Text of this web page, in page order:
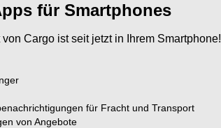
für Smartphones
Cargo ist seit jetzt in Ihrem Smartphone!
für Fracht und Transport
von Angebote